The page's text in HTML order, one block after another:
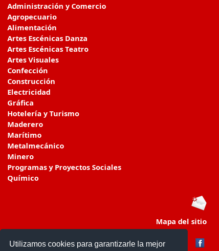
Utilizamos cookies para garantizarle la mejor
Administración y Comercio
Agropecuario
Alimentación
Artes Escénicas Danza
Artes Escénicas Teatro
Artes Visuales
Confección
Construcción
Electricidad
Gráfica
Hotelería y Turismo
Maderero
Marítimo
Metalmecánico
Minero
Programas y Proyectos Sociales
Químico
Mapa del sitio